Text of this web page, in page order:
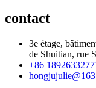
contact
3e étage,
de Shuitian, rue
+86